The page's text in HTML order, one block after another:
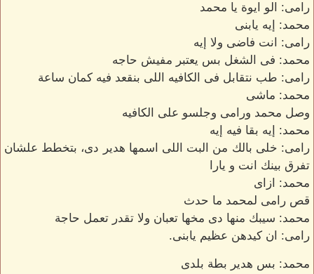
رامى: الو ايوة يا محمد
محمد: إيه يابنى
رامى: انت فاضى ولا إيه
محمد: فى الشغل بس يعتبر مفيش حاجه
رامى: طب نتقابل فى الكافيه اللى بنقعد فيه كمان ساعة
محمد: ماشى
وصل محمد ورامى وجلسو على الكافيه
محمد: إيه بقا فيه إيه
رامى: خلى بالك من البت اللى اسمها هدير دى، بتخطط علشان
تفرق بينك انت و يارا
محمد: ازاى
قص رامى لمحمد ما حدث
محمد: سيبك منها دى مخها تعبان ولا تقدر تعمل حاجة
رامى: ان كيدهن عظيم يابنى.
محمد: بس هدير بطة بلدى